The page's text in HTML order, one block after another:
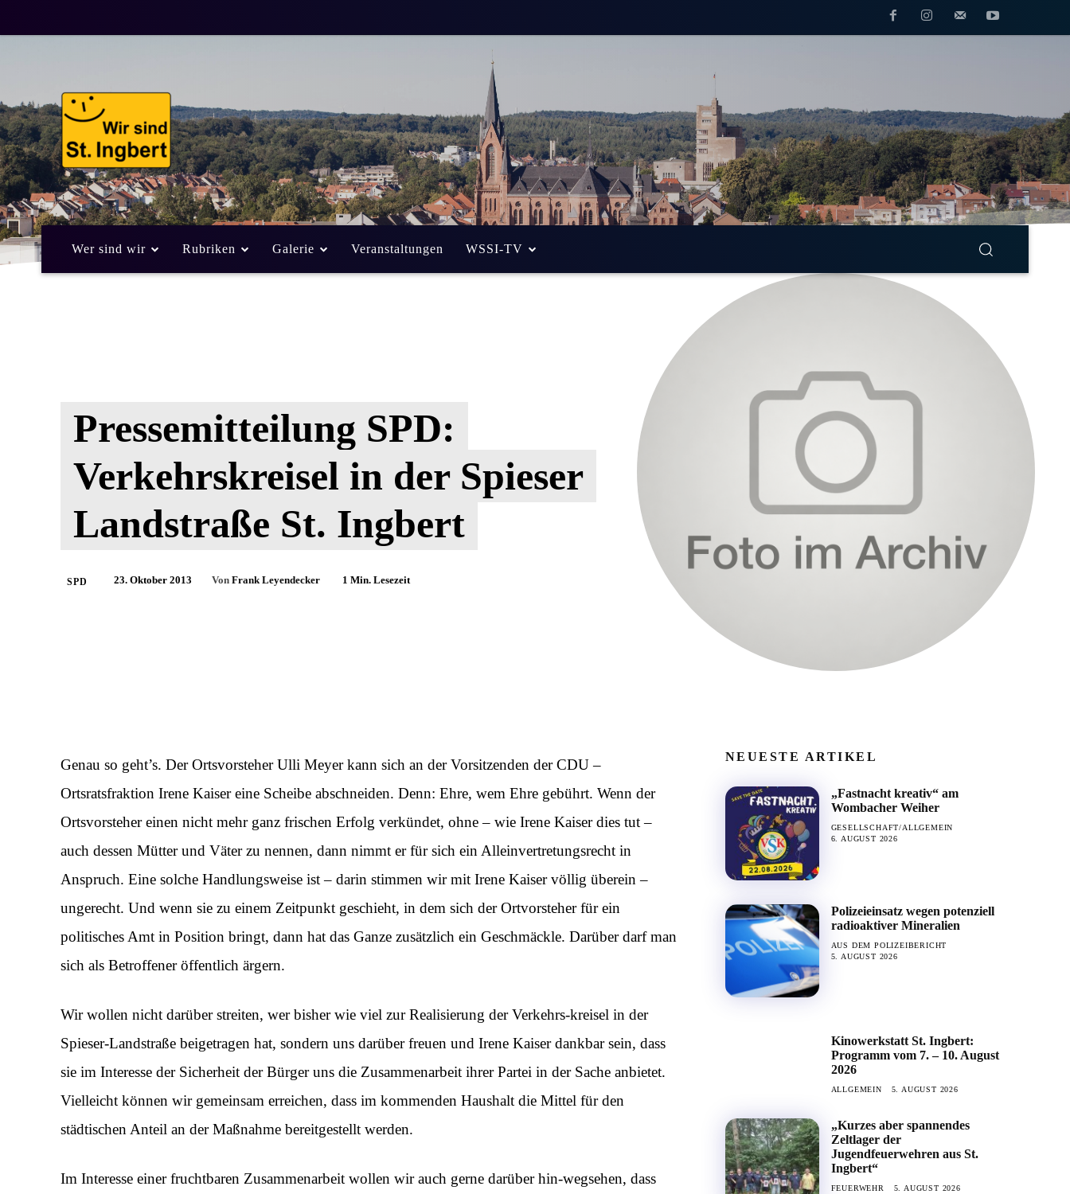
Wer sind wir Rubriken Galerie Veranstaltungen WSSI-TV
Pressemitteilung SPD:
Verkehrskreisel in der Spieser
Landstraße St. Ingbert
SPD 23. Oktober 2013 Von Frank Leyendecker 1 Min. Lesezeit
Genau so geht’s. Der Ortsvorsteher Ulli Meyer kann sich an der Vorsitzenden der CDU –
Ortsratsfraktion Irene Kaiser eine Scheibe abschneiden. Denn: Ehre, wem Ehre gebührt. Wenn der
Ortsvorsteher einen nicht mehr ganz frischen Erfolg verkündet, ohne – wie Irene Kaiser dies tut –
auch dessen Mütter und Väter zu nennen, dann nimmt er für sich ein Alleinvertretungsrecht in
Anspruch. Eine solche Handlungsweise ist – darin stimmen wir mit Irene Kaiser völlig überein –
ungerecht. Und wenn sie zu einem Zeitpunkt geschieht, in dem sich der Ortvorsteher für ein
politisches Amt in Position bringt, dann hat das Ganze zusätzlich ein Geschmäckle. Darüber darf man
sich als Betroffener öffentlich ärgern.
Wir wollen nicht darüber streiten, wer bisher wie viel zur Realisierung der Verkehrs-kreisel in der
Spieser-Landstraße beigetragen hat, sondern uns darüber freuen und Irene Kaiser dankbar sein, dass
sie im Interesse der Sicherheit der Bürger uns die Zusammenarbeit ihrer Partei in der Sache anbietet.
Vielleicht können wir gemeinsam erreichen, dass im kommenden Haushalt die Mittel für den
städtischen Anteil an der Maßnahme bereitgestellt werden.
Im Interesse einer fruchtbaren Zusammenarbeit wollen wir auch gerne darüber hin-wegsehen, dass
NEUESTE ARTIKEL
„Fastnacht kreativ“ am
Wombacher Weiher
GESELLSCHAFT/ALLGEMEIN
6. AUGUST 2026
Polizeieinsatz wegen potenziell
radioaktiver Mineralien
AUS DEM POLIZEIBERICHT
5. AUGUST 2026
Kinowerkstatt St. Ingbert:
Programm vom 7. – 10. August
2026
ALLGEMEIN 5. AUGUST 2026
„Kurzes aber spannendes
Zeltlager der
Jugendfeuerwehren aus St.
Ingbert“
FEUERWEHR 5. AUGUST 2026